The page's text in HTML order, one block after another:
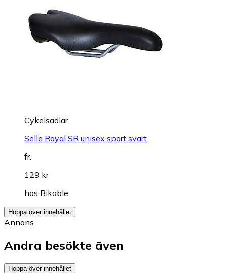
Cykelsadlar
Selle Royal SR unisex sport svart
fr.
129 kr
hos Bikable
Hoppa över innehållet
Annons
Andra besökte även
Hoppa över innehållet